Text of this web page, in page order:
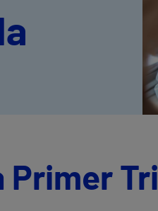
Primer